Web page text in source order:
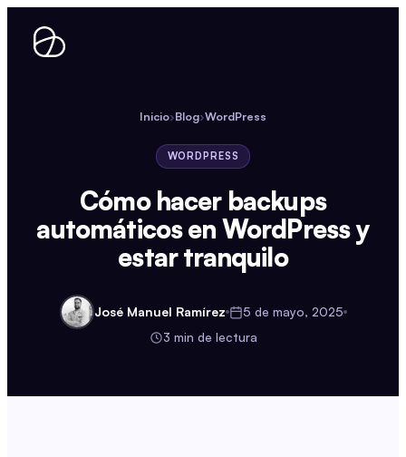
contenido
Inicio›Blog›WordPress
WORDPRESS
Cómo hacer backups
automáticos en WordPress y
estar tranquilo
José Manuel Ramírez
5 de mayo, 2025
3 min de lectura